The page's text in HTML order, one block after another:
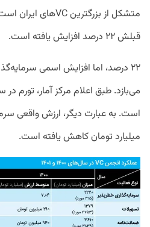
قبلش ۲۲ درصد افزایش یافته است.
۲۲ درصد، اما افزایش اسمی
میلیارد تومان کاهش یافته است.